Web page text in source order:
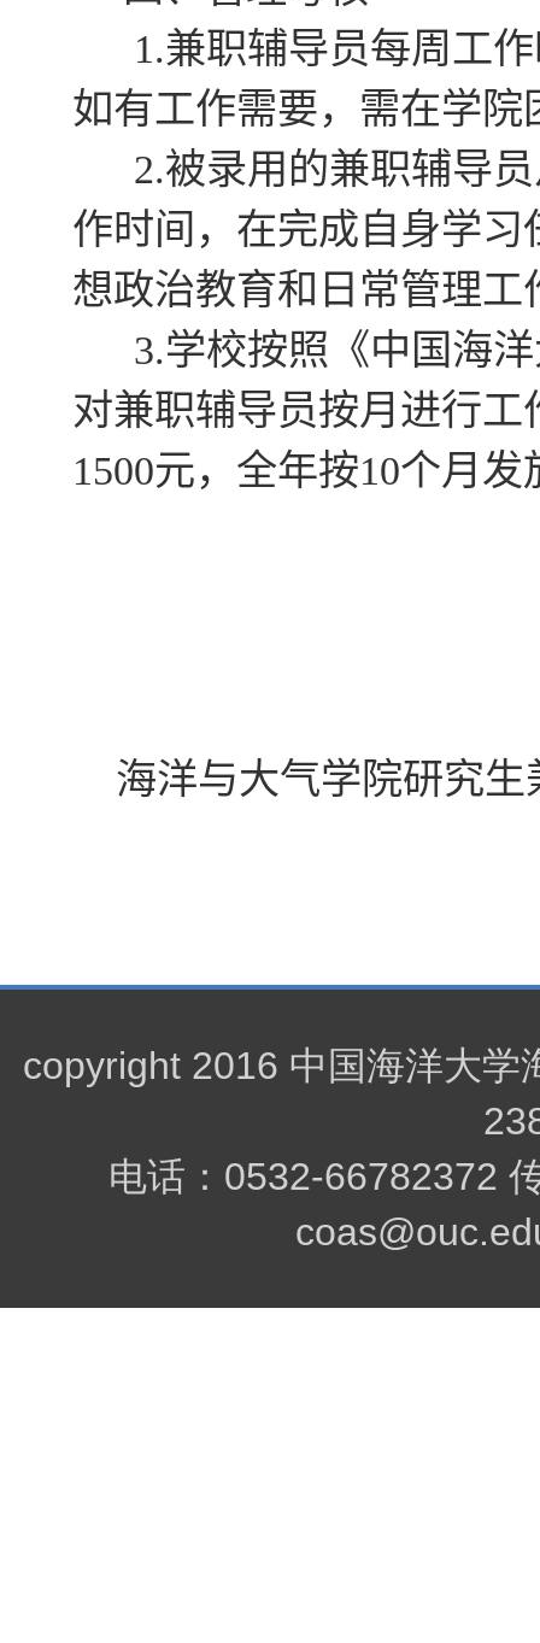
1.兼职辅导员每周工
如有工作需要，需在学院
2.被录用的兼职辅导
作时间，在完成自身学
想政治教育和日常管理
3.学校按照《中国海
对兼职辅导员按月进行
1500元，全年按10个月发
海洋与大气学院研究
copyright 2016 中国海洋大学
电话：0532-66782372